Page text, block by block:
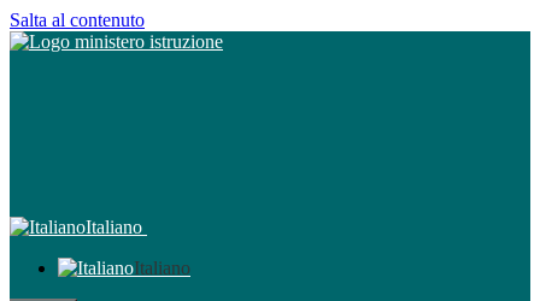
Salta al contenuto
Italiano
Italiano